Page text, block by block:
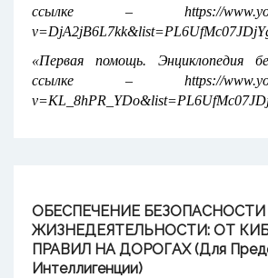
ссылке – https://
«Первая помощь. Энциклопедия
ссылке – https://
ОБЕСПЕЧЕНИЕ БЕЗОПАСНОСТИ
ЖИЗНЕДЕЯТЕЛЬНОСТИ: ОТ
ПРАВИЛ НА ДОРОГАХ (для
Интеллигенции)